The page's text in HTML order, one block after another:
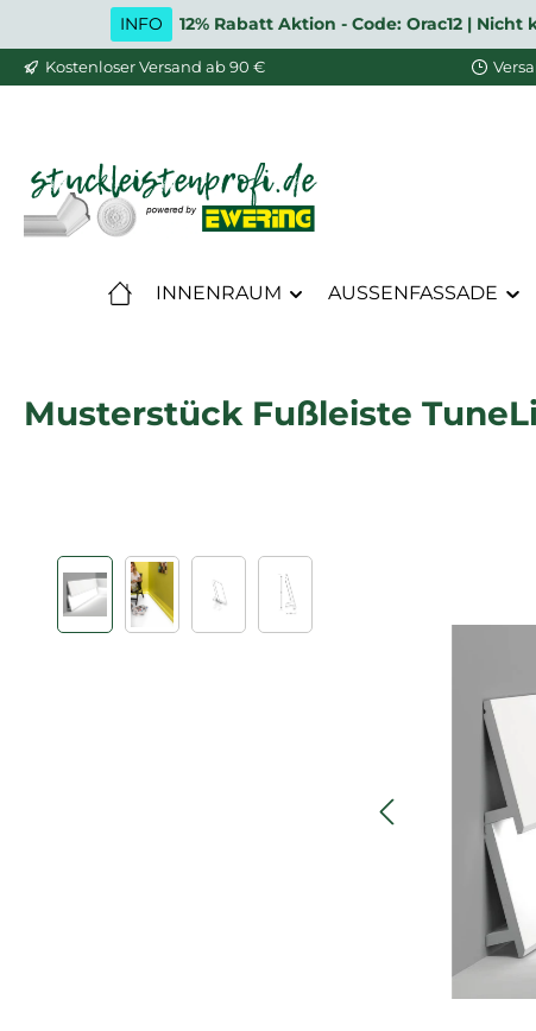
Hauptinhalt springen
Zur Suche springen
Zur Hauptnavigation springen
INFO 12% Rabatt Aktion - Code: Orac12 |
Kostenloser Versand ab 90 €
INNENRAUM AUSSENFASSADE
Musterstück Fußleiste
Bildergalerie überspringen